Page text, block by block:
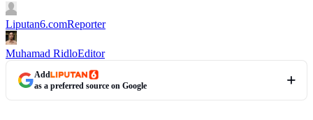
Liputan6.comReporter
Muhamad RidloEditor
Add
as a preferred source on Google